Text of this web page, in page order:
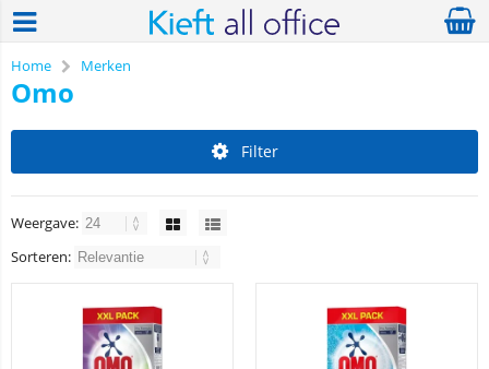
Home Merken
Omo
Filter
Weergave:
Sorteren: